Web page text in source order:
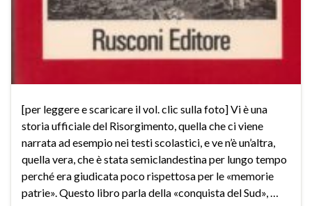
[per leggere e scaricare il vol. clic sulla foto] Vi è una
storia ufficiale del Risorgimento, quella che ci viene
narrata ad esempio nei testi scolastici, e ve n’è un’altra,
quella vera, che è stata semiclandestina per lungo tempo
perché era giudicata poco rispettosa per le «memorie
patrie». Questo libro parla della «conquista del Sud», …